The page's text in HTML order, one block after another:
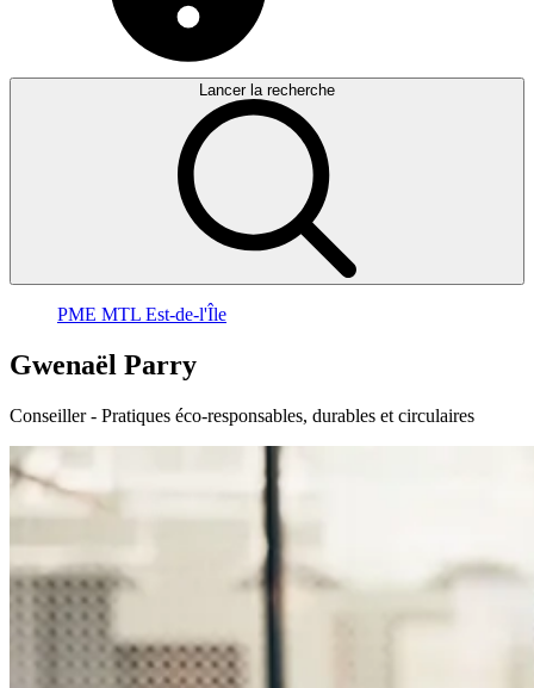
Lancer la recherche
PME MTL Est-de-l'Île
Gwenaël Parry
Conseiller - Pratiques éco-responsables, durables et circulaires